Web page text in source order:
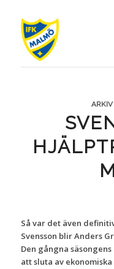
ARKIV
Så var det även
Svensson blir Anders
Den gångna
att sluta av ekonomiska